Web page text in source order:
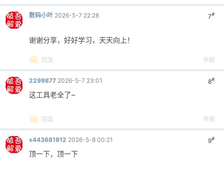
7#
数码小叶 2026-5-7 22:28
谢谢分享，好好学习，天天向上！
回复 举报
8#
2299877 2026-5-7 23:01
这工具老全了~
回复 举报
9#
x443681912 2026-5-8 00:21
顶一下，顶一下